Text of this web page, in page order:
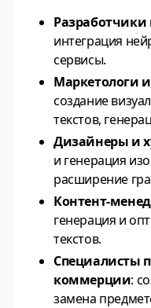
Разработчики
интеграция
сервисы.
Маркетологи
создание
текстов,
Дизайнеры и
и генерация
расширение
генерация и
текстов.
Специалисты
коммерции:
замена